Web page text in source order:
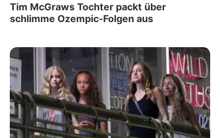
Tim McGraws Tochter packt über
schlimme Ozempic-Folgen aus